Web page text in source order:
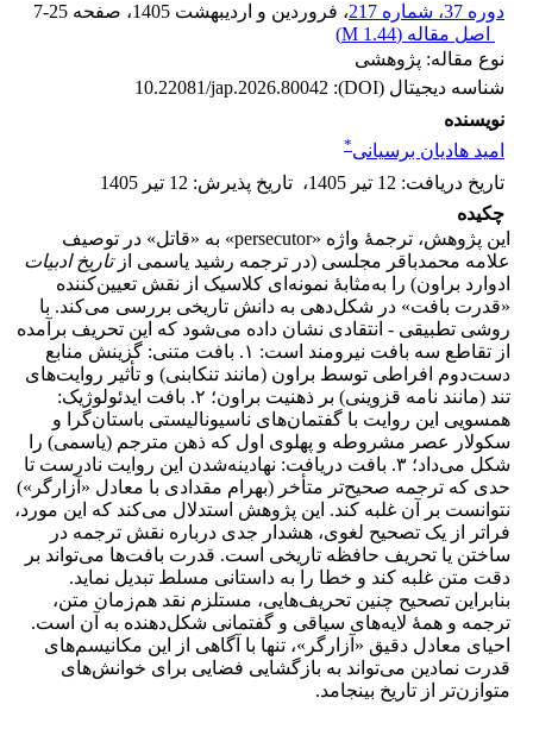
دوره 37، شماره 217
، فروردین و اردیبهشت 1405 ، صفحه 7-25
اصل مقاله (1.44 M
)
نوع مقاله: پژوهشی
شناسه دیجیتال (DOI):
10.22081/jap.2026.80042
نویسنده
امید هادیان برسیانی*
تاریخ دریافت: 12 تیر 1405 ، تاریخ پذیرش: 12 تیر 1405
چکیده
این پژوهش، ترجمۀ واژه «persecutor» به «قاتل» در توصیف
علامه محمدباقر مجلسی (در ترجمه رشید یاسمی ازتاریخ ادبیات
ادوارد براون) را به‌مثابۀ نمونه‌ای کلاسیک از نقش تعیین‌کننده
«قدرت بافت» در شکل‌دهی به دانش تاریخی بررسی می‌کند. با
روشی تطبیقی - انتقادی نشان داده می‌شود که این تحریف برآمده
از تقاطع سه بافت نیرومند است: ۱. بافت متنی: گزینش منابع
دست‌دوم افراطی توسط براون (مانند تنکابنی) و تأثیر روایت‌های
تند (مانند نامه قزوینی) بر ذهنیت براون؛ ۲. بافت ایدئولوژیک:
همسویی این روایت با گفتمان‌های ناسیونالیستی باستان‌گرا و
سکولار عصر مشروطه و پهلوی اول که ذهن مترجم (یاسمی) را
شکل می‌داد؛ ۳. بافت دریافت: نهادینه‌شدن این روایت نادرست تا
حدی که ترجمه صحیح‌تر متأخر (بهرام مقدادی با معادل «آزارگر»)
نتوانست بر آن غلبه کند. این پژوهش استدلال می‌کند که این مورد،
فراتر از یک تصحیح لغوی، هشدار جدی درباره نقش ترجمه در
ساختن یا تحریف حافظه تاریخی است. قدرت بافت‌ها می‌تواند بر
دقت متن غلبه کند و خطا را به داستانی مسلط تبدیل نماید.
بنابراین تصحیح چنین تحریف‌هایی، مستلزم نقد هم‌زمان متن،
ترجمه و همۀ لایه‌های سیاقی و گفتمانی شکل‌دهنده به آن است.
احیای معادل دقیق «آزارگر»، تنها با آگاهی از این مکانیسم‌های
قدرت نمادین می‌تواند به بازگشایی فضایی برای خوانش‌های
متوازن‌تر از تاریخ بینجامد.